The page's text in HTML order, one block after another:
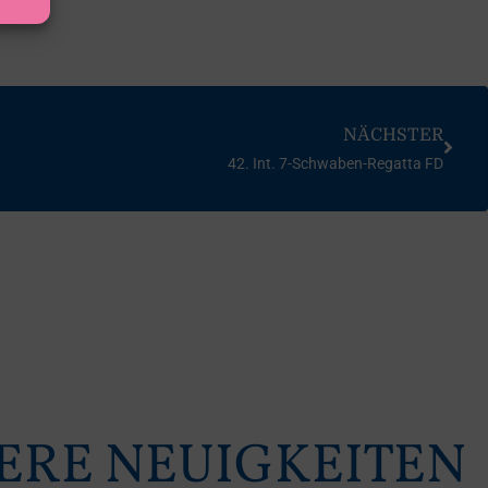
NÄCHSTER
42. Int. 7-Schwaben-Regatta FD
NEUIGKEITEN